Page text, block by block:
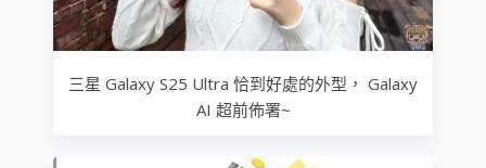
三星 Galaxy S25 Ultra 恰到好處的外型， Galaxy
AI 超前佈署~